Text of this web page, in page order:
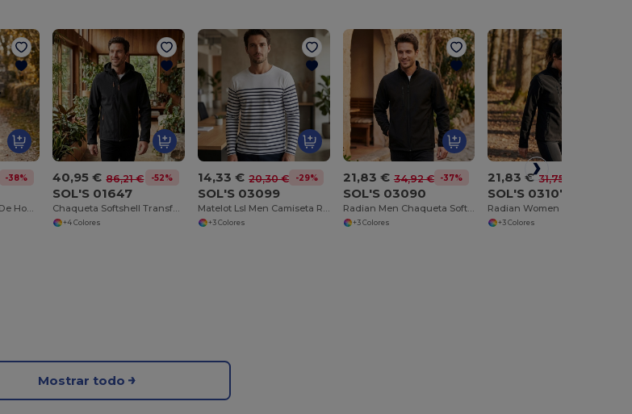
-38%
SUNDAE Chaqueta De Hombre Con Cremallera
40,95 € 86,21 € -52%
SOL'S 01647
Chaqueta Softshell Transformable con Capucha y Mangas Desmontables
+4 Colores
14,33 € 20,30 € -29%
SOL'S 03099
Matelot Lsl Men Camiseta Rayada De Manga Larga De Hombre
+3 Colores
21,83 € 34,92 € -37%
SOL'S 03090
Radian Men Chaqueta Softshell De Hombre Con Cremallera
+3 Colores
21,83 € 31,75 €
SOL'S 03107
+3 Colores
Mostrar todo